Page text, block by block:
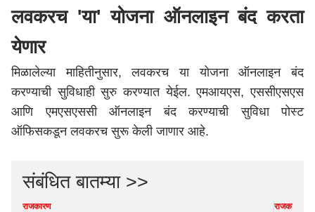
लवकरच 'या' योजना ऑनलाइन बंद करता
येणार
मिळालेल्या माहितीनुसार, लवकरच या योजना ऑनलाइन बंद
करण्याची सुविधाही सुरु करण्यात येईल. एमआयएस, एससीएसएस
आणि एमएसएससी ऑनलाइन बंद करण्याची सुविधा पोस्ट
ऑफिसकडून लवकरच सुरू केली जाणार आहे.
संबंधित बातम्या >>
राजकारण राजकारण